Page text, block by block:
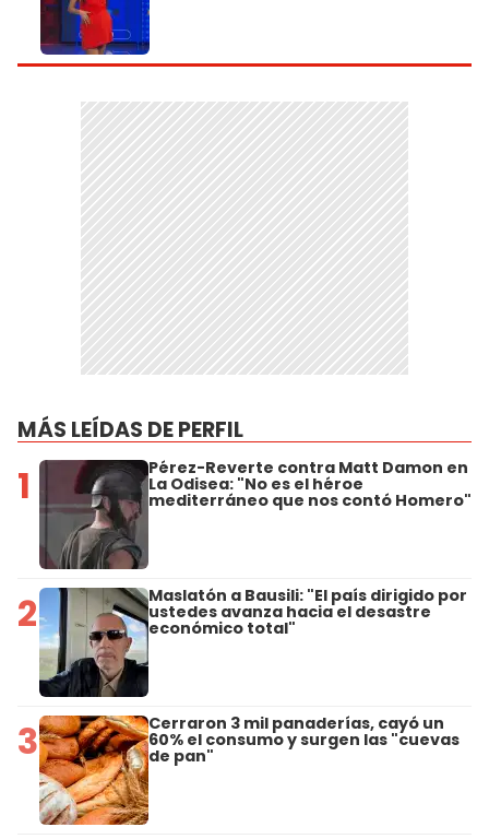
MÁS LEÍDAS DE PERFIL
1 Pérez-Reverte contra Matt Damon en
La Odisea: "No es el héroe
mediterráneo que nos contó Homero"
2 Maslatón a Bausili: "El país dirigido por
ustedes avanza hacia el desastre
económico total"
3 Cerraron 3 mil panaderías, cayó un
60% el consumo y surgen las "cuevas
de pan"